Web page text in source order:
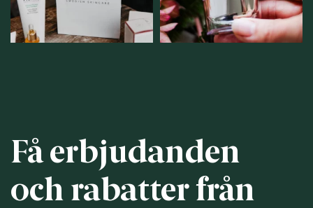
12 0
Få erbjudanden
och rabatter från